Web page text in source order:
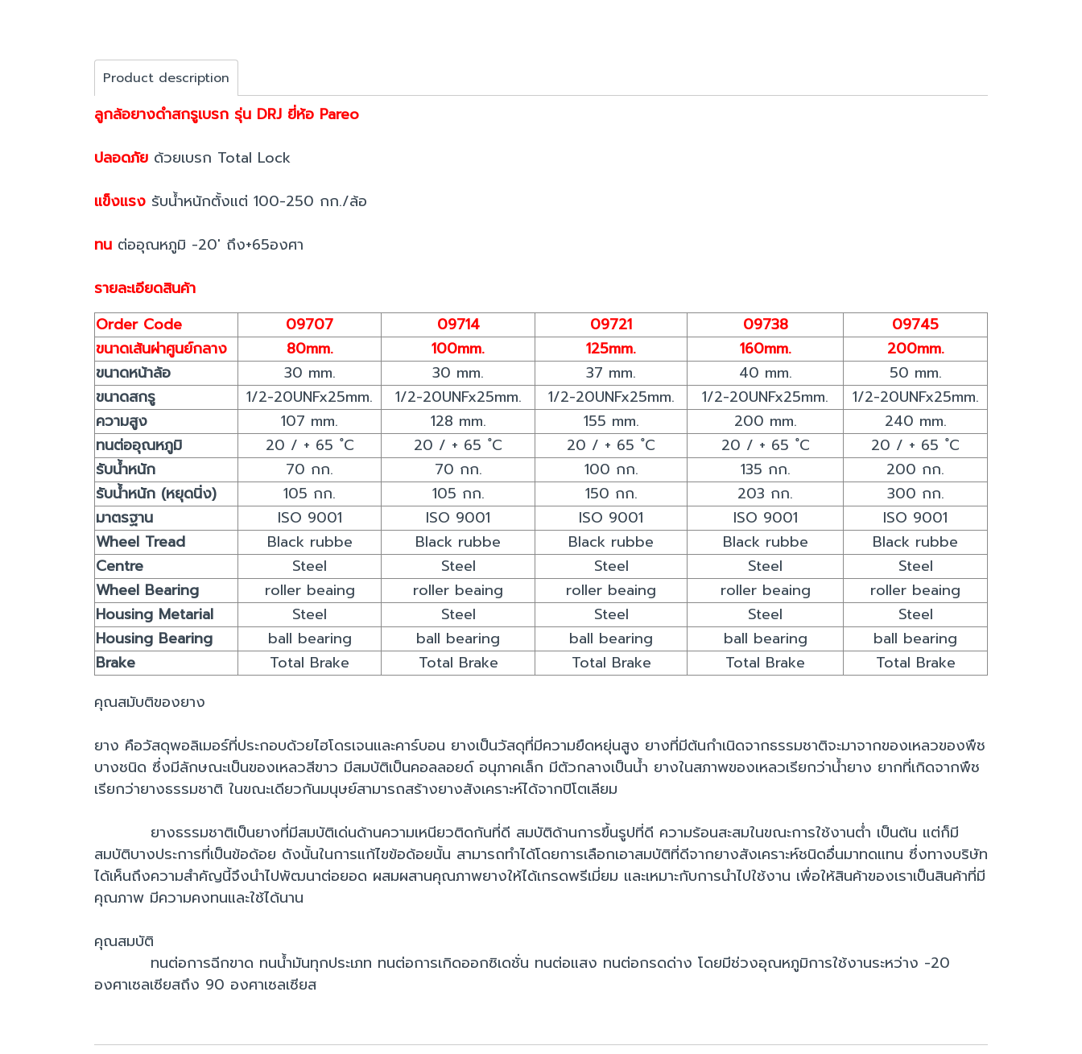
Product description
ลูกล้อยางดำสกรูเบรก รุ่น DRJ ยี่ห้อ Pareo
ปลอดภัย ด้วยเบรก Total Lock
แข็งแรง รับน้ำหนักตั้งแต่ 100-250 กก./ล้อ
ทน ต่ออุณหภูมิ -20' ถึง+65องศา
รายละเอียดสินค้า
Order Code
09707 09714 09721 09738
09745
ขนาดเส้นผ่าศูนย์กลาง
80mm. 100mm. 125mm. 160mm.
200mm.
ขนาดหน้าล้อ
30 mm. 30 mm. 37 mm. 40 mm.
50 mm.
ขนาดสกรู
1/2-20UNFx25mm. 1/2-20UNFx25mm. 1/2-20UNFx25mm. 1/2-20UNFx25mm.
1/2-20UNFx25mm.
ความสูง
107 mm. 128 mm. 155 mm. 200 mm.
240 mm.
ทนต่ออุณหภูมิ
20 / + 65 ํC 20 / + 65 ํC 20 / + 65 ํC 20 / + 65 ํC
20 / + 65 ํC
รับน้ำหนัก
70 กก. 70 กก. 100 กก. 135 กก.
200 กก.
รับน้ำหนัก (หยุดนิ่ง)
105 กก. 105 กก. 150 กก. 203 กก.
300 กก.
มาตรฐาน
ISO 9001 ISO 9001 ISO 9001 ISO 9001
ISO 9001
Wheel Tread
Black rubbe Black rubbe Black rubbe Black rubbe
Black rubbe
Centre
Steel Steel Steel Steel
Steel
Wheel Bearing
roller beaing roller beaing roller beaing roller beaing
roller beaing
Housing Metarial
Steel Steel Steel Steel
Steel
Housing Bearing
ball bearing ball bearing ball bearing ball bearing
ball bearing
Brake
Total Brake Total Brake Total Brake Total Brake
Total Brake
คุณสมับติของยาง
ยาง คือวัสดุพอลิเมอร์ที่ประกอบด้วยไฮโดรเจนและคาร์บอน ยางเป็นวัสดุที่มีความยืดหยุ่นสูง ยางที่มีต้นกำเนิดจากธรรมชาติจะมาจากของเหลวของพืช
บางชนิด ซึ่งมีลักษณะเป็นของเหลวสีขาว มีสมบัติเป็นคอลลอยด์ อนุภาคเล็ก มีตัวกลางเป็นน้ำ ยางในสภาพของเหลวเรียกว่าน้ำยาง ยากที่เกิดจากพืช
เรียกว่ายางธรรมชาติ ในขณะเดียวกันมนุษย์สามารถสร้างยางสังเคราะห์ได้จากปิโตเลียม
ยางธรรมชาติเป็นยางที่มีสมบัติเด่นด้านความเหนียวติดกันที่ดี สมบัติด้านการขึ้นรูปที่ดี ความร้อนสะสมในขณะการใช้งานต่ำ เป็นต้น แต่ก็มี
สมบัติบางประการที่เป็นข้อด้อย ดังนั้นในการแก้ไขข้อด้อยนั้น สามารถทำได้โดยการเลือกเอาสมบัติที่ดีจากยางสังเคราะห์ชนิดอื่นมาทดแทน ซึ่งทางบริษัท
ได้เห็นถึงความสำคัญนี้จึงนำไปพัฒนาต่อยอด ผสมผสานคุณภาพยางให้ได้เกรดพรีเมี่ยม และเหมาะกับการนำไปใช้งาน เพื่อให้สินค้าของเราเป็นสินค้าที่มี
คุณภาพ มีความคงทนและใช้ได้นาน
คุณสมบัติ
ทนต่อการฉีกขาด ทนน้ำมันทุกประเภท ทนต่อการเกิดออกซิเดชั่น ทนต่อแสง ทนต่อกรดด่าง โดยมีช่วงอุณหภูมิการใช้งานระหว่าง -20
องศาเซลเซียสถึง 90 องศาเซลเซียส